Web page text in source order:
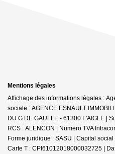
Mentions légales
Affichage des informations légales :
sociale : AGENCE ESNAULT
DU G DE GAULLE - 61300 L'AIGLE |
RCS : ALENCON | Numero TVA
Forme juridique : SASU | Capital
Carte T : CPI61012018000032725 |